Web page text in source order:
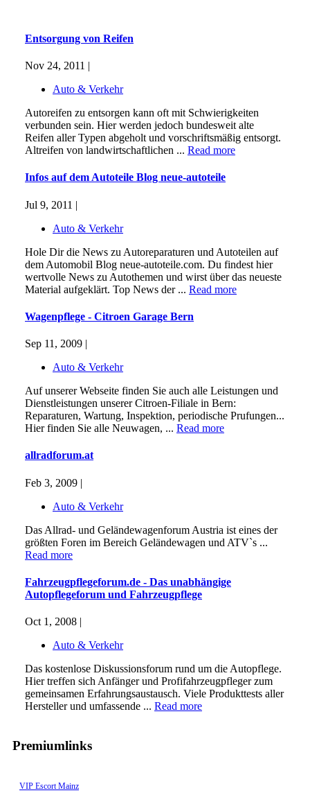
Premiumlinks
VIP Escort Mainz
Entsorgung von Reifen
Nov 24, 2011 |
Auto & Verkehr
Autoreifen zu entsorgen kann oft mit Schwierigkeiten
verbunden sein. Hier werden jedoch bundesweit alte
Reifen aller Typen abgeholt und vorschriftsmäßig entsorgt.
Altreifen von landwirtschaftlichen ... Read more
Infos auf dem Autoteile Blog neue-autoteile
Jul 9, 2011 |
Auto & Verkehr
Hole Dir die News zu Autoreparaturen und Autoteilen auf
dem Automobil Blog neue-autoteile.com. Du findest hier
wertvolle News zu Autothemen und wirst über das neueste
Material aufgeklärt. Top News der ... Read more
Wagenpflege - Citroen Garage Bern
Sep 11, 2009 |
Auto & Verkehr
Auf unserer Webseite finden Sie auch alle Leistungen und
Dienstleistungen unserer Citroen-Filiale in Bern:
Reparaturen, Wartung, Inspektion, periodische Prufungen...
Hier finden Sie alle Neuwagen, ... Read more
allradforum.at
Feb 3, 2009 |
Auto & Verkehr
Das Allrad- und Geländewagenforum Austria ist eines der
größten Foren im Bereich Geländewagen und ATV`s ...
Read more
Fahrzeugpflegeforum.de - Das unabhängige
Autopflegeforum und Fahrzeugpflege
Oct 1, 2008 |
Auto & Verkehr
Das kostenlose Diskussionsforum rund um die Autopflege.
Hier treffen sich Anfänger und Profifahrzeugpfleger zum
gemeinsamen Erfahrungsaustausch. Viele Produkttests aller
Hersteller und umfassende ... Read more